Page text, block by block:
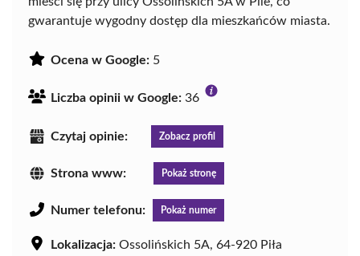
gwarantuje wygodny dostęp dla mieszkańców miasta.
Ocena w Google: 5
Liczba opinii w Google: 36
Czytaj opinie: Zobacz profil
Strona www: Pokaż stronę
Numer telefonu: Pokaż numer
Lokalizacja: Ossolińskich 5A, 64-920 Piła